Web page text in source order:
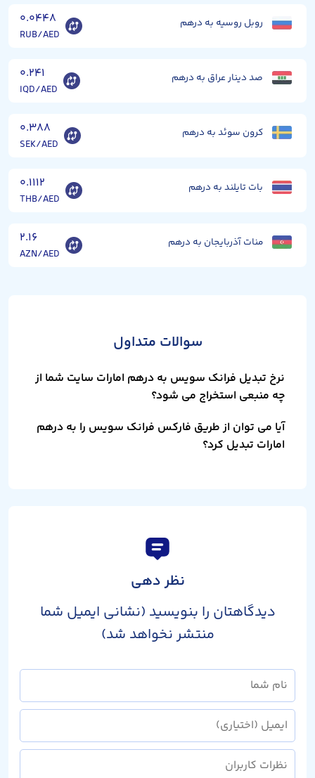
روبل روسیه به درهم ۰.۰۴۴۸
RUB/AED
صد دینار عراق به درهم ۰.۲۴۱
IQD/AED
کرون سوئد به درهم ۰.۳۸۸
SEK/AED
بات تایلند به درهم ۰.۱۱۱۲
THB/AED
منات آذربایجان به درهم ۲.۱۶
AZN/AED
سوالات متداول
نرخ تبدیل فرانک سویس به درهم امارات سایت شما از
چه منبعی استخراج می شود؟
آیا می توان از طریق فارکس فرانک سویس را به درهم
امارات تبدیل کرد؟
نظر دهی
دیدگاهتان را بنویسید (نشانی ایمیل شما
منتشر نخواهد شد)